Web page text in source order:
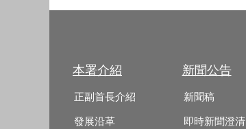
本署介紹
正副首長介紹
發展沿革
新聞公告
新聞稿
即時新聞澄清